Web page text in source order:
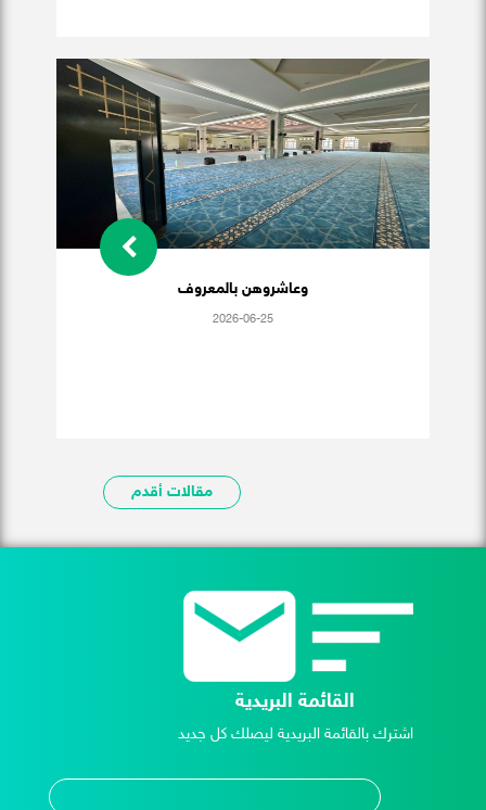
وعاشروهن بالمعروف
2026-06-25
مقالات أقدم
القائمة البريدية
اشترك بالقائمة البريدية ليصلك كل جديد